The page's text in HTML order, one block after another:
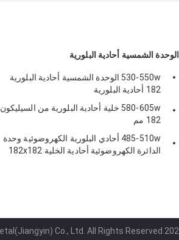
الوحدة الشمسية أحادية البلورية
530-550w الوحدة الشمسية أحادية البلورية
182 أحادية البلورية
580-605w خلية أحادية البلورية من السيليكون
182 مم
485-510w أحادي البلورية الكهروضوئية وحدة
الدائرة الكهروضوئية أحادية الخلية 182x182